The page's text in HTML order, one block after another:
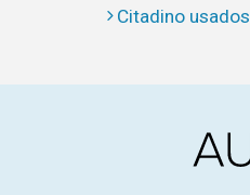
Citadino